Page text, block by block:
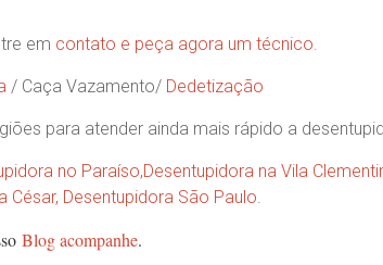
em contato e peça agora um técnico.
/ Caça Vazamento/ Dedetização
para atender ainda mais rápido a
no Paraíso,Desentupidora na Vila
César, Desentupidora São Paulo.
Blog acompanhe.